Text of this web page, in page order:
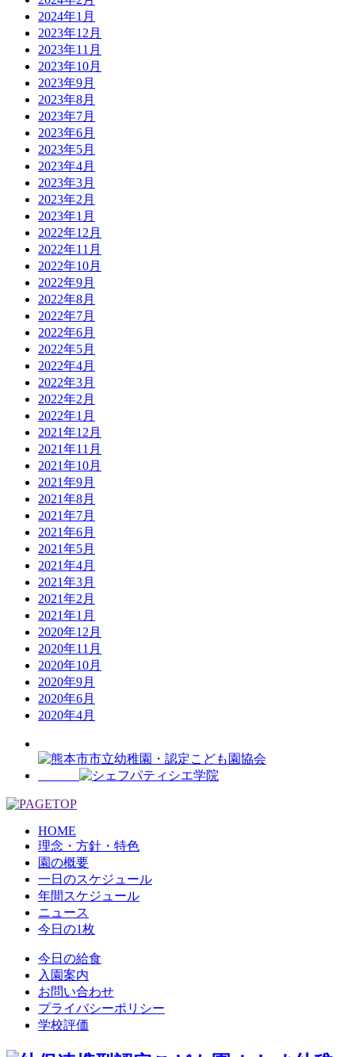
2024年1月
2023年12月
2023年11月
2023年10月
2023年9月
2023年8月
2023年7月
2023年6月
2023年5月
2023年4月
2023年3月
2023年2月
2023年1月
2022年12月
2022年11月
2022年10月
2022年9月
2022年8月
2022年7月
2022年6月
2022年5月
2022年4月
2022年3月
2022年2月
2022年1月
2021年12月
2021年11月
2021年10月
2021年9月
2021年8月
2021年7月
2021年6月
2021年5月
2021年4月
2021年3月
2021年2月
2021年1月
2020年12月
2020年11月
2020年10月
2020年9月
2020年6月
2020年4月
HOME
理念・方針・特色
園の概要
一日のスケジュール
年間スケジュール
ニュース
今日の1枚
今日の給食
入園案内
お問い合わせ
プライバシーポリシー
学校評価